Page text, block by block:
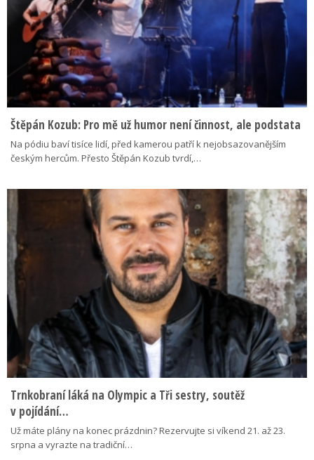
Štěpán Kozub: Pro mě už humor není činnost, ale podstata
Na pódiu baví tisíce lidí, před kamerou patří k nejobsazovanějším
českým hercům. Přesto Štěpán Kozub tvrdí,…
Trnkobraní láká na Olympic a Tři sestry, soutěž
v pojídání…
Už máte plány na konec prázdnin? Rezervujte si víkend 21. až 23.
srpna a vyrazte na tradiční…